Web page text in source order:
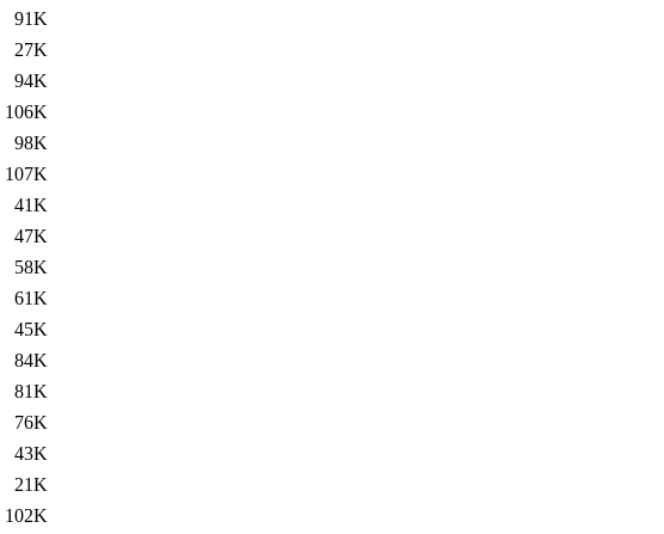
91K
27K
94K
106K
98K
107K
41K
47K
58K
61K
45K
84K
81K
76K
43K
21K
102K